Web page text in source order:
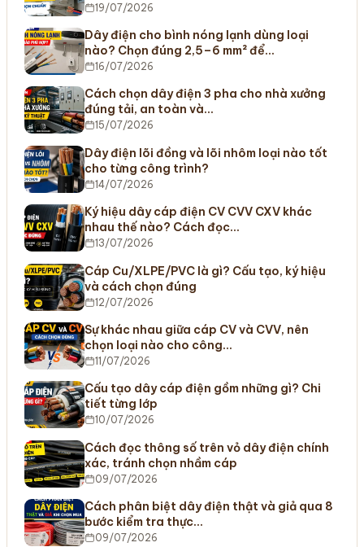
19/07/2026
Dây điện cho bình nóng lạnh dùng loại
nào? Chọn đúng 2,5–6 mm² để…
16/07/2026
Cách chọn dây điện 3 pha cho nhà xưởng
đúng tải, an toàn và…
15/07/2026
Dây điện lõi đồng và lõi nhôm loại nào tốt
cho từng công trình?
14/07/2026
Ký hiệu dây cáp điện CV CVV CXV khác
nhau thế nào? Cách đọc…
13/07/2026
Cáp Cu/XLPE/PVC là gì? Cấu tạo, ký hiệu
và cách chọn đúng
12/07/2026
Sự khác nhau giữa cáp CV và CVV, nên
chọn loại nào cho công…
11/07/2026
Cấu tạo dây cáp điện gồm những gì? Chi
tiết từng lớp
10/07/2026
Cách đọc thông số trên vỏ dây điện chính
xác, tránh chọn nhầm cáp
09/07/2026
Cách phân biệt dây điện thật và giả qua 8
bước kiểm tra thực…
09/07/2026